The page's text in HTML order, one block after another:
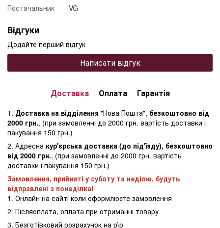
Постачальник
VG
Відгуки
Додайте перший відгук
Написати відгук
Доставка Оплата Гарантія
1. Доставка на відділення "Нова Пошта", безкоштовно від
2000 грн., (при замовленні до 2000 грн. вартість доставки і
пакування 150 грн.)
2. Адресна кур'єрська доставка (до під'їзду), безкоштовно
від 2000 грн., (при замовленні до 2000 грн. вартість
доставки і пакування 150 грн.)
Замовлення, прийняті у суботу та неділю, будуть
відправлені з понеділка!
1. Онлайн на сайті коли оформлюєте замовлення
2. Післяоплата, оплата при отриманні товару
3. Безготівковий розрахунок на р\р